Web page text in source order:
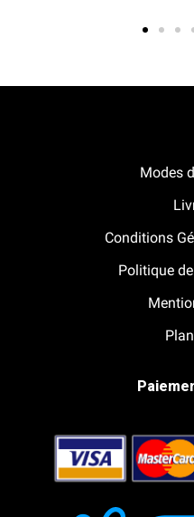
Modes
Conditions
Politique